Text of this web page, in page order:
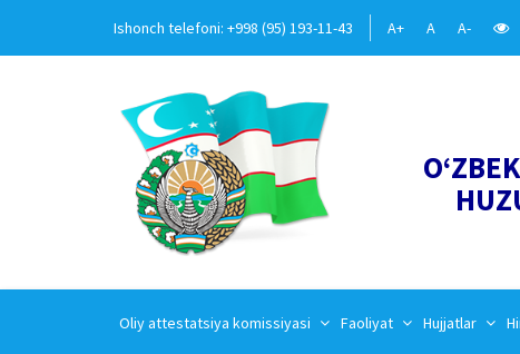
Ishonch telefoni: +998 (95) 193-11-43 A+ A A-
Oliy attestatsiya komissiyasi Faoliyat Hujjatlar